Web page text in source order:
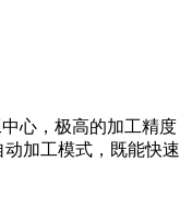
心，极高的加工精
加工模式，既能快